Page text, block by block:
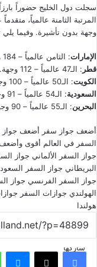
سجلت دول الخليج حضوراً
وجهة بدون تأشيرة. وفيما يلي
الإمارات: الثامن عالمياً – 184 وجهة.
قطر : الـ47 عالمياً – 112 وجهة.
الكويت: الـ50 عالمياً – 100 وجهة.
السعودية: الـ54 عالمياً – 91 وجهة.
البحرين: الـ55 عالمياً – 90 وجهة.
أضعف جواز سفر أضعف جواز
السفر في العالم أقوى
جواز السفر الألماني جواز
البريطاني جواز السفر
جواز السفر الفرنسي جواز
الهولندي جوازات السفر
هولندا
شاركهافيسبوك ‫X